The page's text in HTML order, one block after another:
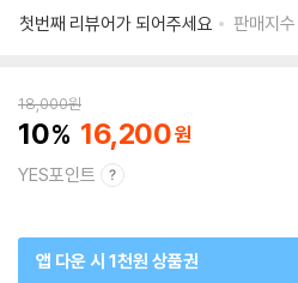
첫번째 리뷰어가 되어주세요
판매지수
18,000원
10 16,200
YES포인트
앱 다운 시 1천원 상품권